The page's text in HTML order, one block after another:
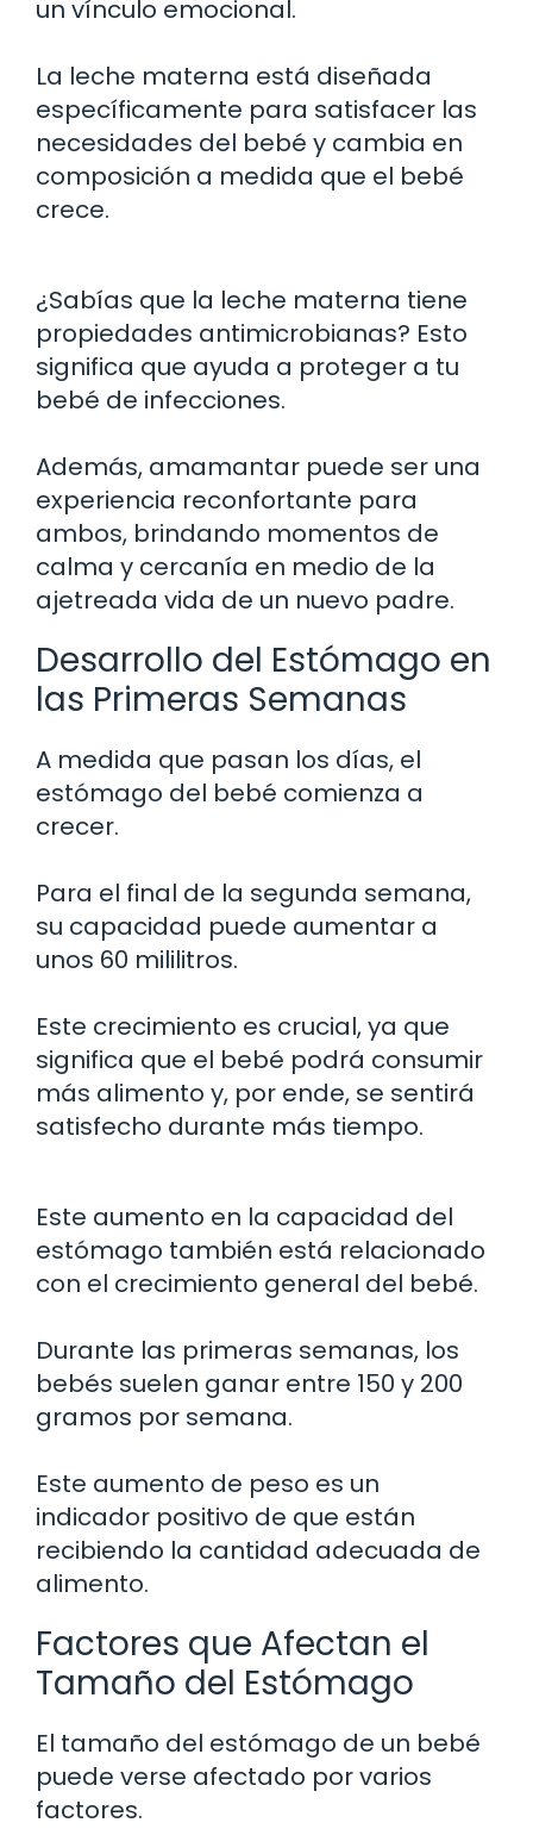
un vínculo emocional.
La leche materna está diseñada
específicamente para satisfacer las
necesidades del bebé y cambia en
composición a medida que el bebé
crece.
¿Sabías que la leche materna tiene
propiedades antimicrobianas? Esto
significa que ayuda a proteger a tu
bebé de infecciones.
Además, amamantar puede ser una
experiencia reconfortante para
ambos, brindando momentos de
calma y cercanía en medio de la
ajetreada vida de un nuevo padre.
Desarrollo del Estómago en
las Primeras Semanas
A medida que pasan los días, el
estómago del bebé comienza a
crecer.
Para el final de la segunda semana,
su capacidad puede aumentar a
unos 60 mililitros.
Este crecimiento es crucial, ya que
significa que el bebé podrá consumir
más alimento y, por ende, se sentirá
satisfecho durante más tiempo.
Este aumento en la capacidad del
estómago también está relacionado
con el crecimiento general del bebé.
Durante las primeras semanas, los
bebés suelen ganar entre 150 y 200
gramos por semana.
Este aumento de peso es un
indicador positivo de que están
recibiendo la cantidad adecuada de
alimento.
Factores que Afectan el
Tamaño del Estómago
El tamaño del estómago de un bebé
puede verse afectado por varios
factores.